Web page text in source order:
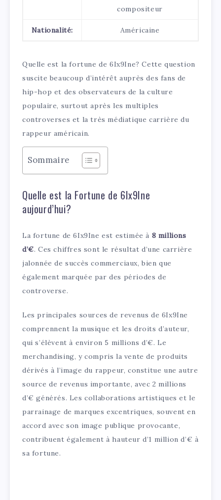
compositeur
Nationalité: Américaine
Quelle est la fortune de 6Ix9Ine? Cette question
suscite beaucoup d’intérêt auprès des fans de
hip-hop et des observateurs de la culture
populaire, surtout après les multiples
controverses et la très médiatique carrière du
rappeur américain.
Sommaire
Quelle est la Fortune de 6Ix9Ine
aujourd’hui?
La fortune de 6Ix9Ine est estimée à 8 millions
d’€. Ces chiffres sont le résultat d’une carrière
jalonnée de succès commerciaux, bien que
également marquée par des périodes de
controverse.
Les principales sources de revenus de 6Ix9Ine
comprennent la musique et les droits d’auteur,
qui s’élèvent à environ 5 millions d’€. Le
merchandising, y compris la vente de produits
dérivés à l’image du rappeur, constitue une autre
source de revenus importante, avec 2 millions
d’€ générés. Les collaborations artistiques et le
parrainage de marques excentriques, souvent en
accord avec son image publique provocante,
contribuent également à hauteur d’1 million d’€ à
sa fortune.